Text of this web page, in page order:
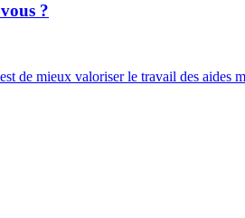
?
de mieux valoriser le travail des aides